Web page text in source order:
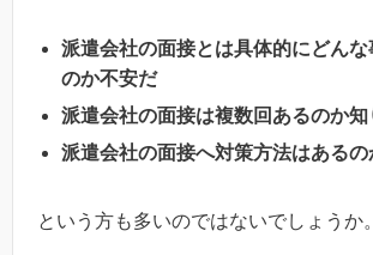
派遣会社の面接とは具体的にどん
のか不安だ
派遣会社の面接は複数回あるのか知
派遣会社の面接へ対策方法はある
という方も多いのではないでしょうか。